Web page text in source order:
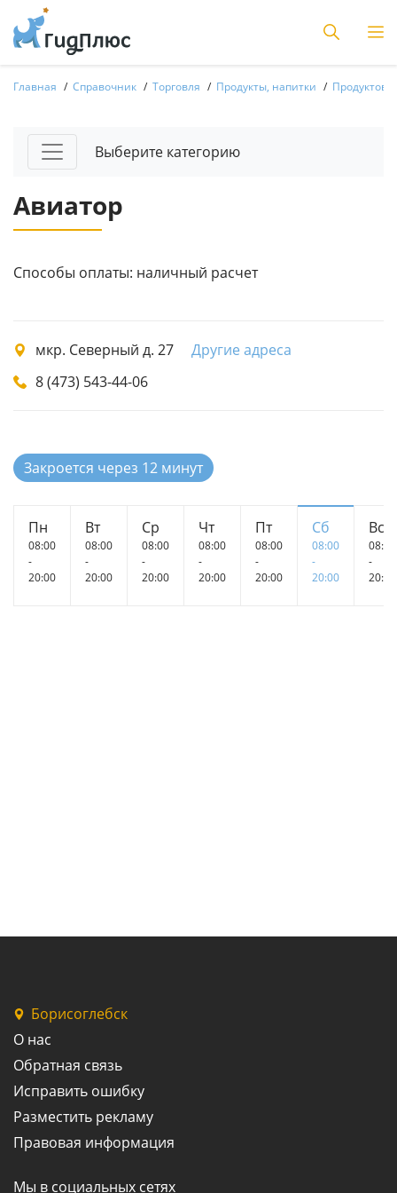
Главная Справочник Торговля Продукты, напитки
Выберите категорию
Авиатор
Способы оплаты: наличный расчет
мкр. Северный д. 27
Другие адреса
8 (473) 543-44-06
Закроется через 12 минут
Пн
08:00
-
20:00
Вт
08:00
-
20:00
Ср
08:00
-
20:00
Чт
08:00
-
20:00
Пт
08:00
-
20:00
Сб
08:00
-
20:00
Вс
08:00
-
20:00
Борисоглебск
О нас
Обратная связь
Исправить ошибку
Разместить рекламу
Правовая информация
Мы в социальных сетях